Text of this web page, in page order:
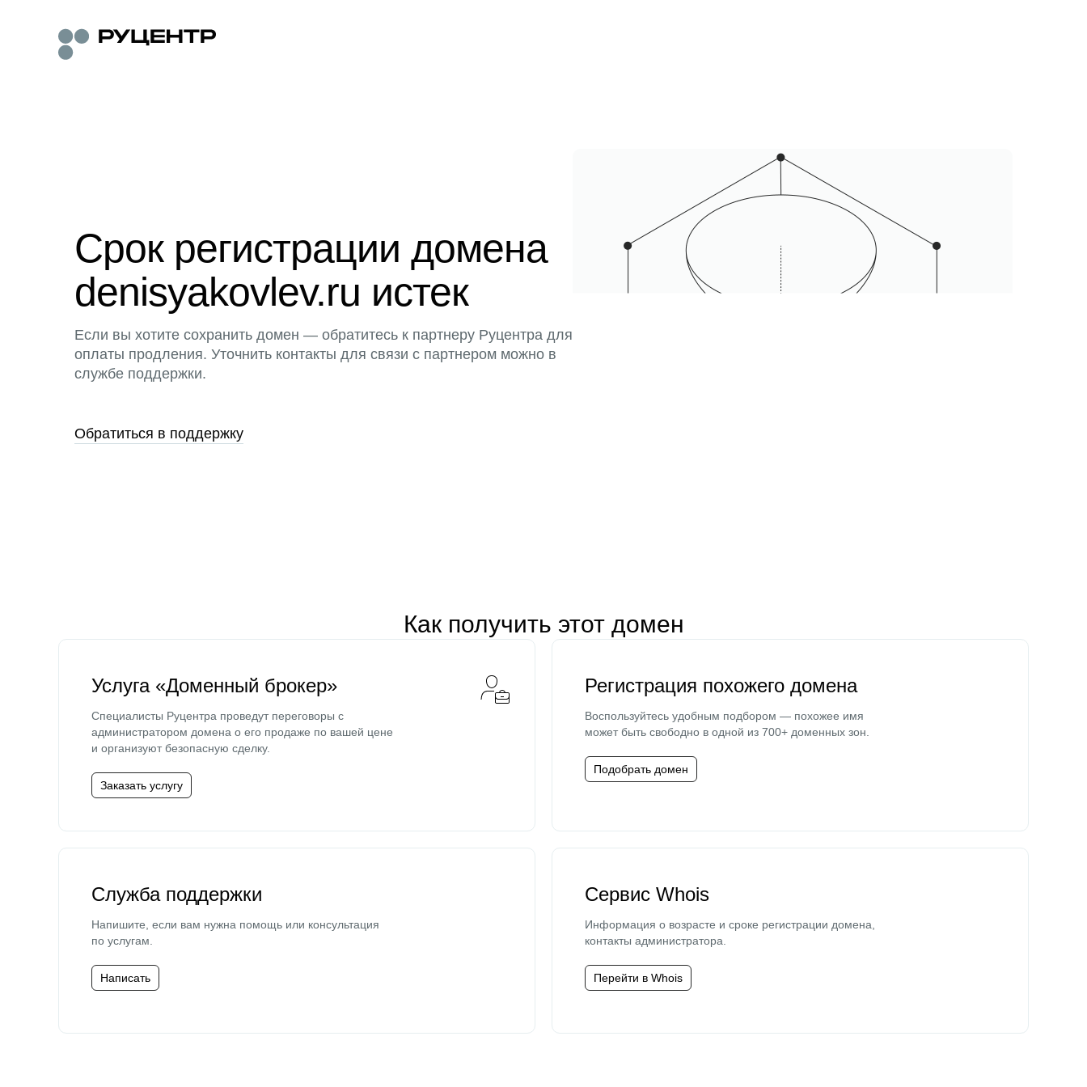
Срок регистрации домена
denisyakovlev.ru истек
Если вы хотите сохранить домен — обратитесь к партнеру Руцентра для
оплаты продления. Уточнить контакты для связи с партнером можно в
службе поддержки.
Обратиться в поддержку
Как получить этот домен
Услуга «Доменный брокер»
Специалисты Руцентра проведут переговоры с
администратором домена о его продаже по вашей цене
и организуют безопасную сделку.
Заказать услугу
Регистрация похожего домена
Воспользуйтесь удобным подбором — похожее имя
может быть свободно в одной из 700+ доменных зон.
Подобрать домен
Служба поддержки
Напишите, если вам нужна помощь или консультация
по услугам.
Написать
Сервис Whois
Информация о возрасте и сроке регистрации домена,
контакты администратора.
Перейти в Whois